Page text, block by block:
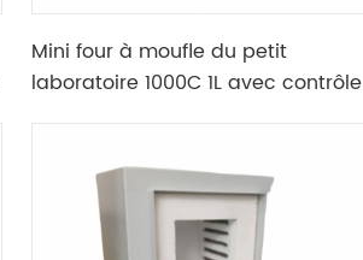
Mini four à moufle du petit
laboratoire 1000C 1L avec contrôle